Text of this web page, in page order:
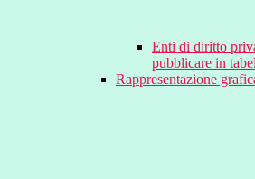
Enti di diritto
pubblicare in
Rappresentazione